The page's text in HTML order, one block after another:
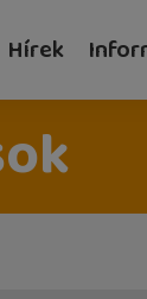
Hírek